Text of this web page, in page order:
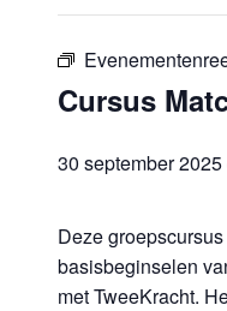
Cursus
30 september
Deze
basisbeginselen
met TweeKracht.